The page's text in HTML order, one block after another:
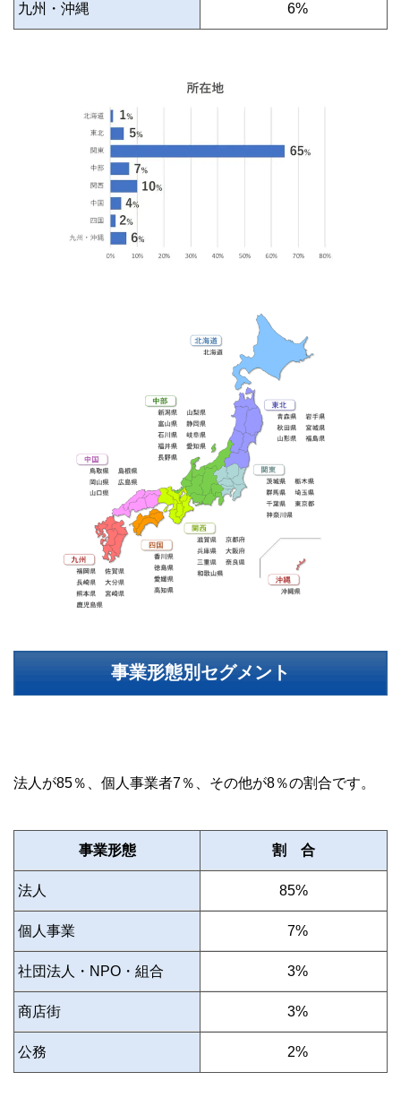
九州・沖縄 6%
事業形態別セグメント
法人が85％、個人事業者7％、その他が8％の割合です。
事業形態 割 合
法人 85%
個人事業 7%
社団法人・NPO・組合 3%
商店街 3%
公務 2%